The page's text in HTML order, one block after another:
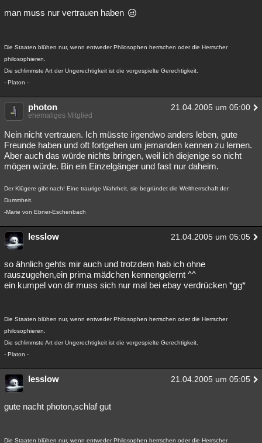
man muss nur vertrauen haben
Die Staaten blühen nur, wenn entweder Philosophen herrschen oder die Herrscher
philosophieren.
Die schlimmste Art der Ungerechtigkeit ist die vorgespielte Gerechtigkeit.
- Platon -
photon 21.04.2005 um 05:00
ehemaliges Mitglied
Nein nicht vertrauen. Ich müsste irgendwo anders leben, gute
Freunde haben und oft fortgehen um jemanden kennen zu lernen.
Aber auch das würde nichts bringen, weil ich diejenige so nicht
mögen würde. Bin ein Einzelgänger und fast nur daheim.
Der Klügere gibt nach! Eine traurige Wahrheit, sie begründet die Weltherrschaft der
Dummheit.
-Marie von Ebner-Eschenbach
lesslow 21.04.2005 um 05:05
so ähnlich gehts mir auch und trotzdem hab ich ohne
rauszugehen,ein prima mädchen kennengelernt ^^
ein kumpel von dir muss sich nur mal bei ebay verdrücken *gg*
Die Staaten blühen nur, wenn entweder Philosophen herrschen oder die Herrscher
philosophieren.
Die schlimmste Art der Ungerechtigkeit ist die vorgespielte Gerechtigkeit.
- Platon -
lesslow 21.04.2005 um 05:05
gute nacht photon,schlaf gut
Die Staaten blühen nur, wenn entweder Philosophen herrschen oder die Herrscher